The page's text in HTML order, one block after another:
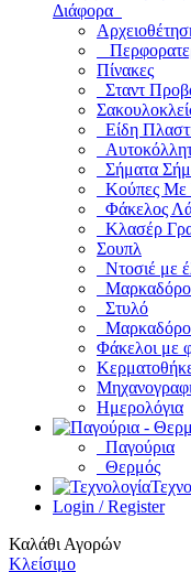
Διάφορα
Πίνακες
Σταντ
Είδη
Σήματα
Κούπες Με
Φάκελος
Κλασέρ
Σουπλ
Ντοσιέ με
Στυλό
Φάκελοι με
Ημερολόγια
Παγούρια
Θερμός
Login / Register
Καλάθι Αγορών
Κλείσιμο